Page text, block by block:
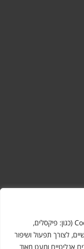
אתר זה עושה שימוש בקבצי "עוגיות" - Cookies (כגון: פיקסלים,
לצורך תפעול ושיפור
אנליטיים ומעט מאוד
מהשטח מהעיר
מידע על
בחולון, ודיונים על
ולשלוח לנו כתבות